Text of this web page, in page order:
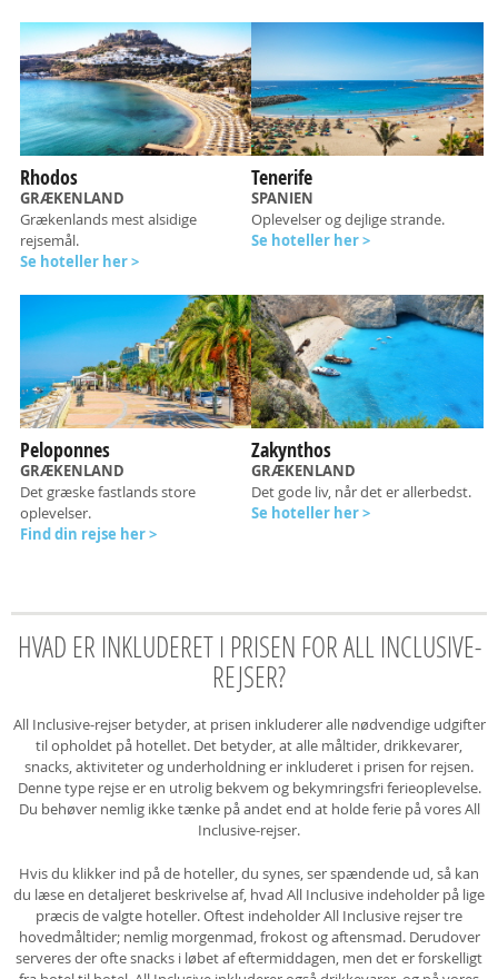
Rhodos
GRÆKENLAND
Grækenlands mest alsidige
rejsemål.
Se hoteller her >
Tenerife
SPANIEN
Oplevelser og dejlige strande.
Se hoteller her >
Peloponnes
GRÆKENLAND
Det græske fastlands store
oplevelser.
Find din rejse her >
Zakynthos
GRÆKENLAND
Det gode liv, når det er allerbedst.
Se hoteller her >
HVAD ER INKLUDERET I PRISEN FOR ALL INCLUSIVE-
REJSER?
All Inclusive-rejser betyder, at prisen inkluderer alle nødvendige udgifter
til opholdet på hotellet. Det betyder, at alle måltider, drikkevarer,
snacks, aktiviteter og underholdning er inkluderet i prisen for rejsen.
Denne type rejse er en utrolig bekvem og bekymringsfri ferieoplevelse.
Du behøver nemlig ikke tænke på andet end at holde ferie på vores All
Inclusive-rejser.
Hvis du klikker ind på de hoteller, du synes, ser spændende ud, så kan
du læse en detaljeret beskrivelse af, hvad All Inclusive indeholder på lige
præcis de valgte hoteller. Oftest indeholder All Inclusive rejser tre
hovedmåltider; nemlig morgenmad, frokost og aftensmad. Derudover
serveres der ofte snacks i løbet af eftermiddagen, men det er forskelligt